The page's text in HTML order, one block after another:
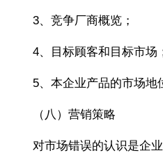
3、竞争厂商概览；
4、目标顾客和目标市场
5、本企业产品的市场地
（八）营销策略
对市场错误的认识是企